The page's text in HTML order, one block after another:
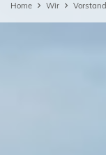
Home Wir Vorstand